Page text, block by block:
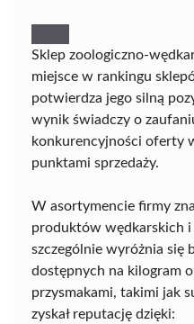
Sklep zoologiczno-
miejsce w rankingu
potwierdza jego silną
wynik świadczy o
konkurencyjności oferty
punktami sprzedaży.
W asortymencie firmy
produktów wędkarskich i
szczególnie wyróżnia się
dostępnych na kilogram
przysmakami, takimi jak
zyskał reputację dzięki: